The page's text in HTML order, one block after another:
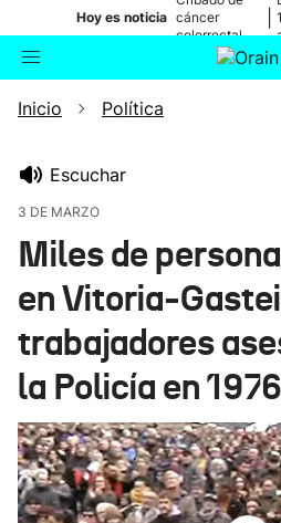
Hoy es noticia cáncer
colorrectal
Buscador
Inicio Política
Escuchar
3 DE MARZO
Miles de
en Vitoria-
trabajadores
la Policía en 1976